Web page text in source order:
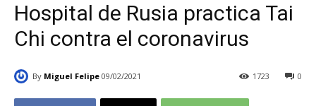
Hospital de Rusia practica Tai
Chi contra el coronavirus
By Miguel Felipe 09/02/2021 0
1723